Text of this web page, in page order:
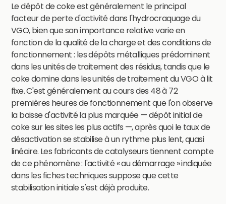
Le dépôt de coke est généralement le principal
facteur de perte d'activité dans l'hydrocraquage du
VGO, bien que son importance relative varie en
fonction de la qualité de la charge et des conditions de
fonctionnement : les dépôts métalliques prédominent
dans les unités de traitement des résidus, tandis que le
coke domine dans les unités de traitement du VGO à lit
fixe. C'est généralement au cours des 48 à 72
premières heures de fonctionnement que l'on observe
la baisse d'activité la plus marquée — dépôt initial de
coke sur les sites les plus actifs —, après quoi le taux de
désactivation se stabilise à un rythme plus lent, quasi
linéaire. Les fabricants de catalyseurs tiennent compte
de ce phénomène : l'activité « au démarrage » indiquée
dans les fiches techniques suppose que cette
stabilisation initiale s'est déjà produite.